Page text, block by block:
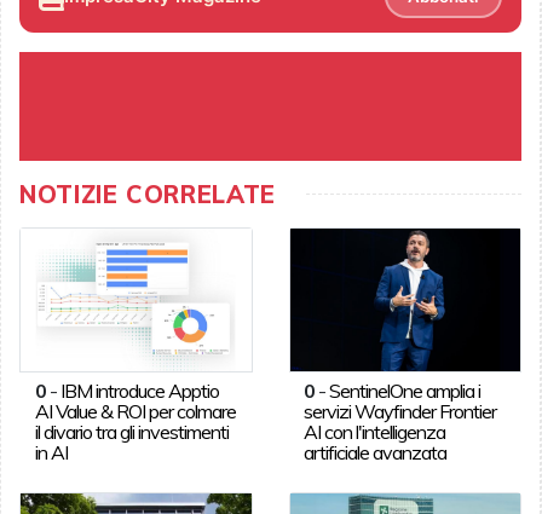
NOTIZIE CORRELATE
0- IBM introduce Apptio
AI Value & ROI per colmare
il divario tra gli investimenti
in AI
0 -SentinelOne amplia i
servizi Wayfinder Frontier
AI con l'intelligenza
artificiale avanzata